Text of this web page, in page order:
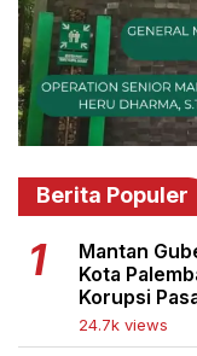
Berita Populer
Mantan
Kota
Korupsi
24.7k views